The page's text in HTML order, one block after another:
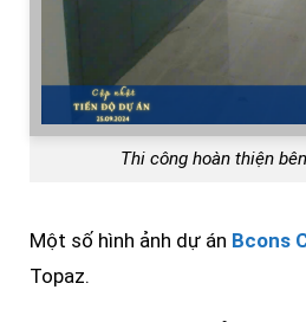
Thi công hoàn thiện
Một số hình ảnh dự án Bcons
Topaz.